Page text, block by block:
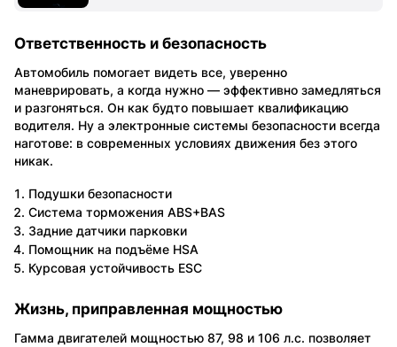
Ответственность и безопасность
Автомобиль помогает видеть все, уверенно
маневрировать, а когда нужно — эффективно замедляться
и разгоняться. Он как будто повышает квалификацию
водителя. Ну а электронные системы безопасности всегда
наготове: в современных условиях движения без этого
никак.
Подушки безопасности
Система торможения ABS+BAS
Задние датчики парковки
Помощник на подъёме HSA
Курсовая устойчивость ESC
Жизнь, приправленная мощностью
Гамма двигателей мощностью 87, 98 и 106 л.с. позволяет